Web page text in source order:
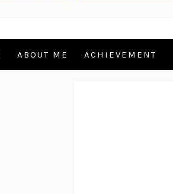
ABOUT ME ACHIEVEMENT